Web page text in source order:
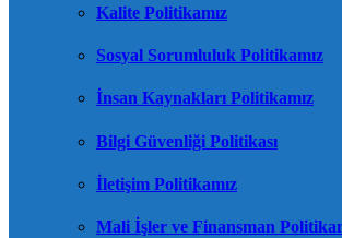
Kalite Politikamız
Sosyal Sorumluluk Politikamız
İnsan Kaynakları Politikamız
Bilgi Güvenliği Politikası
İletişim Politikamız
Mali İşler ve Finansman